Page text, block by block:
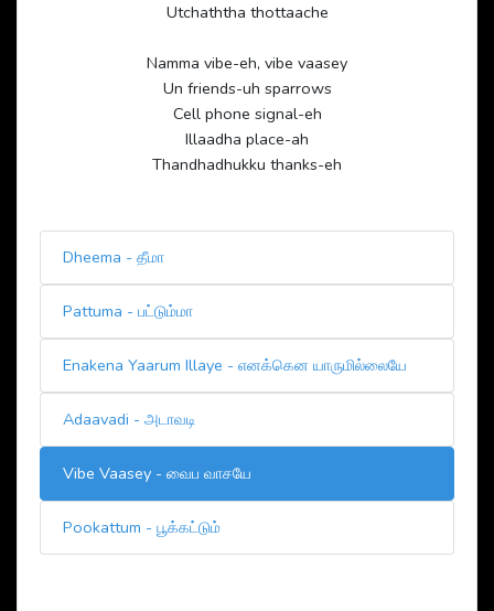
Utchaththa thottaache
Namma vibe-eh, vibe vaasey
Un friends-uh sparrows
Cell phone signal-eh
Illaadha place-ah
Thandhadhukku thanks-eh
Dheema - தீமா
Pattuma - பட்டும்மா
Enakena Yaarum Illaye - எனக்கென யாருமில்லையே
Adaavadi - அடாவடி
Vibe Vaasey - வைப வாசயே
Pookattum - பூக்கட்டும்